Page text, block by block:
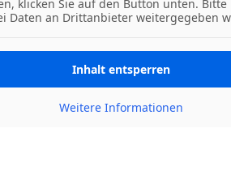
klicken Sie auf den Button unten. Bitte
Daten an Drittanbieter weitergegeben
Inhalt entsperren
Weitere Informationen